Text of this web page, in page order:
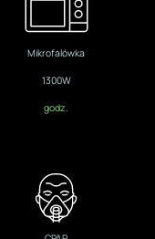
Mikrofalówka
1300W
godz.